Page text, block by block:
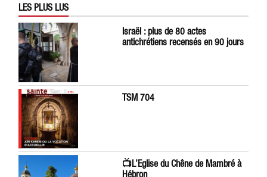
LES PLUS LUS
Israël : plus de 80 actes
antichrétiens recensés en 90 jours
TSM 704
📺L’Eglise du Chêne de Mambré à
Hébron